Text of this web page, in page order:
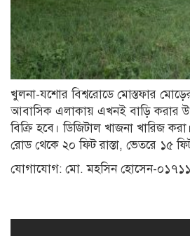
খামেনির
মাসের
মালয়েশিয়া
তারেক রহমান
সংরক্ষিত
মনোনয়নের
খুলনা-যশোর বিশ্বরোডে মোস্তফার
আবাসিক এলাকায় এখনই বাড়ি করার
বিক্রি হবে। ডিজিটাল খাজনা খারিজ
রোড থেকে ২০ ফিট রাস্তা, ভেতরে ১৫
যোগাযোগ: মো. মহসিন হোসেন-